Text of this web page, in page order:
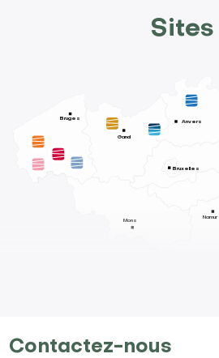
Sites
Gand
Bruxelles
Anvers
Bruges
Mons
Namur
Contactez-nous